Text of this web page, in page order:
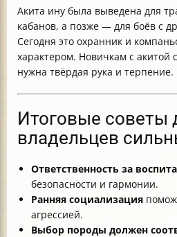
Акита ину была выведена для
кабанов, а позже — для боёв с
Сегодня это охранник и
характером. Новичкам с акитой
нужна твёрдая рука и терпение.
Итоговые советы
владельцев
Ответственность за
безопасности и гармонии.
Ранняя социализация
агрессией.
Выбор породы должен